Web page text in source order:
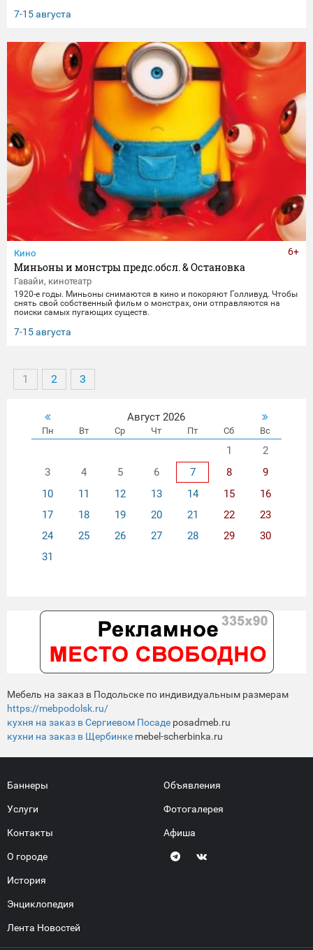
клятвы любви и верности не заканчиваются даже со смертью.
7-15 августа
Кино
Миньоны и монстры предс.обсл. & Остановка
Гавайи, кинотеатр
1920-е годы. Миньоны снимаются в кино и покоряют Голливуд. Чтобы
снять свой собственный фильм о монстрах, они отправляются на
поиски самых пугающих существ.
7-15 августа
6+
1 2 3
Август 2026
Пн Вт Ср Чт Пт Сб Вс
1
2
3
4 5 6 7 8
9
10
11 12 13 14 15
16
17
18 19 20 21 22
23
24
25 26 27 28 29
30
31
Мебель на заказ в Подольске по индивидуальным размерам
https://mebpodolsk.ru/
кухня на заказ в Сергиевом Посаде posadmeb.ru
кухни на заказ в Щербинке mebel-scherbinka.ru
Баннеры
Услуги
Контакты
О городе
История
Энциклопедия
Лента Новостей
Объявления
Фотогалерея
Афиша